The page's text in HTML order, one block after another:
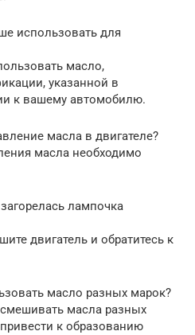
использовать для
масло,
указанной в
к вашему автомобилю.
масла в двигателе?
масла необходимо
лампочка
двигатель и обратитесь к
масло разных марок?
масла разных
к образованию